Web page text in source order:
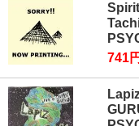
741